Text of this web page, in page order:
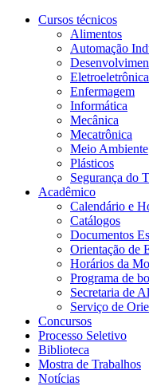
Cursos técnicos
Alimentos
Automação
Eletroeletrônica
Enfermagem
Informática
Mecânica
Mecatrônica
Meio Ambiente
Plásticos
Segurança do
Acadêmico
Calendário e
Catálogos
Documentos
Orientação de
Horários da
Programa de
Secretaria de
Serviço de
Concursos
Processo Seletivo
Biblioteca
Mostra de Trabalhos
Notícias